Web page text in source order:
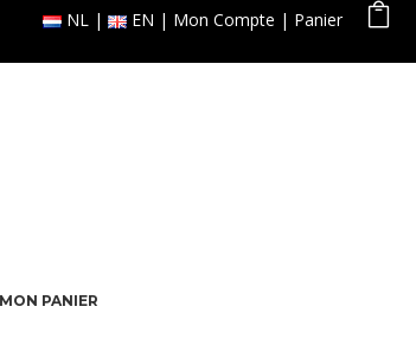
NL EN Mon Compte Panier
MON PANIER